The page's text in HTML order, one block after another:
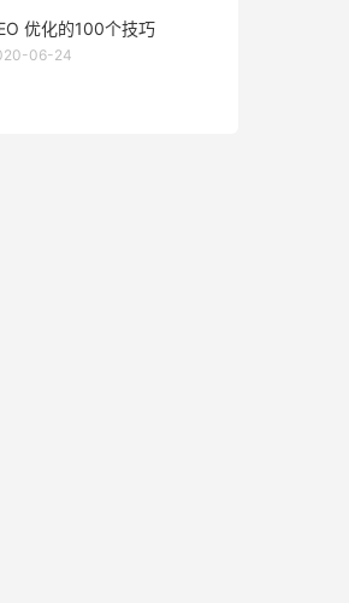
优化的100个技巧
06-24